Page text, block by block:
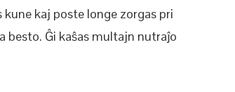
kaj poste longe zorgas pri
besto. Ĝi kaŝas multajn nutraĵo